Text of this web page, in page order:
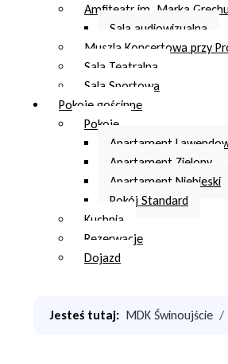
Amfiteatr im. Marka
Sala audiowizualna
Muszla Koncertowa przy
Sala Teatralna
Sala Sportowa
Pokoje gościnne
Pokoje
Apartament
Apartament Zielony
Apartament Niebieski
Pokój Standard
Kuchnia
Rezerwacje
Dojazd
Jesteś tutaj: MDK Świnoujście